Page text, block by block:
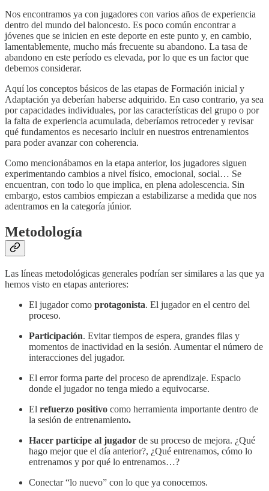
Nos encontramos ya con jugadores con varios años de experiencia
dentro del mundo del baloncesto. Es poco común encontrar a
jóvenes que se inicien en este deporte en este punto y, en cambio,
lamentablemente, mucho más frecuente su abandono. La tasa de
abandono en este período es elevada, por lo que es un factor que
debemos considerar.
Aquí los conceptos básicos de las etapas de Formación inicial y
Adaptación ya deberían haberse adquirido. En caso contrario, ya sea
por capacidades individuales, por las características del grupo o por
la falta de experiencia acumulada, deberíamos retroceder y revisar
qué fundamentos es necesario incluir en nuestros entrenamientos
para poder avanzar con coherencia.
Como mencionábamos en la etapa anterior, los jugadores siguen
experimentando cambios a nivel físico, emocional, social… Se
encuentran, con todo lo que implica, en plena adolescencia. Sin
embargo, estos cambios empiezan a estabilizarse a medida que nos
adentramos en la categoría júnior.
Metodología
Las líneas metodológicas generales podrían ser similares a las que ya
hemos visto en etapas anteriores:
El jugador como protagonista. El jugador en el centro del
proceso.
Participación. Evitar tiempos de espera, grandes filas y
momentos de inactividad en la sesión. Aumentar el número de
interacciones del jugador.
El error forma parte del proceso de aprendizaje. Espacio
donde el jugador no tenga miedo a equivocarse.
El refuerzo positivo como herramienta importante dentro de
la sesión de entrenamiento.
Hacer partícipe al jugador de su proceso de mejora. ¿Qué
hago mejor que el día anterior?, ¿Qué entrenamos, cómo lo
entrenamos y por qué lo entrenamos…?
Conectar “lo nuevo” con lo que ya conocemos.